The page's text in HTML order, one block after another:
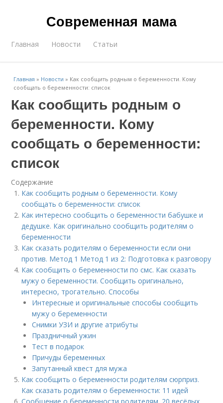
Современная мама
Главная Новости Статьи
Главная » Новости » Как сообщить родным о беременности. Кому
сообщать о беременности: список
Как сообщить родным о
беременности. Кому
сообщать о беременности:
список
Содержание
Как сообщить родным о беременности. Кому
сообщать о беременности: список
Как интересно сообщить о беременности бабушке и
дедушке. Как оригинально сообщить родителям о
беременности
Как сказать родителям о беременности если они
против. Метод 1 Метод 1 из 2: Подготовка к разговору
Как сообщить о беременности по смс. Как сказать
мужу о беременности. Сообщить оригинально,
интересно, трогательно. Способы
Интересные и оригинальные способы сообщить
мужу о беременности
Снимки УЗИ и другие атрибуты
Праздничный ужин
Тест в подарок
Причуды беременных
Запутанный квест для мужа
Как сообщить о беременности родителям сюрприз.
Как сказать родителям о беременности: 11 идей